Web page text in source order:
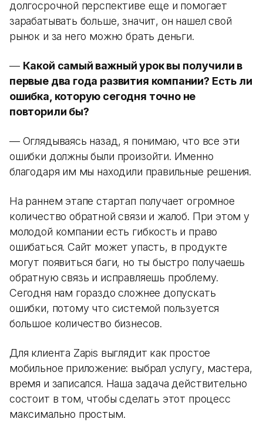
долгосрочной перспективе еще и помогает
зарабатывать больше, значит, он нашел свой
рынок и за него можно брать деньги.
— Какой самый важный урок вы получили в
первые два года развития компании? Есть ли
ошибка, которую сегодня точно не
повторили бы?
— Оглядываясь назад, я понимаю, что все эти
ошибки должны были произойти. Именно
благодаря им мы находили правильные решения.
На раннем этапе стартап получает огромное
количество обратной связи и жалоб. При этом у
молодой компании есть гибкость и право
ошибаться. Сайт может упасть, в продукте
могут появиться баги, но ты быстро получаешь
обратную связь и исправляешь проблему.
Сегодня нам гораздо сложнее допускать
ошибки, потому что системой пользуется
большое количество бизнесов.
Для клиента Zapis выглядит как простое
мобильное приложение: выбрал услугу, мастера,
время и записался. Наша задача действительно
состоит в том, чтобы сделать этот процесс
максимально простым.